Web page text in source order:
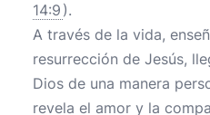
14:9 ).
A través de la vida,
resurrección de Jesús,
Dios de una manera
revela el amor y la